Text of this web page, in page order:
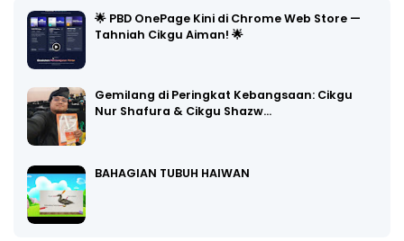
🌟 PBD OnePage Kini di Chrome Web Store —
Tahniah Cikgu Aiman! 🌟
Gemilang di Peringkat Kebangsaan: Cikgu
Nur Shafura & Cikgu Shazw…
BAHAGIAN TUBUH HAIWAN